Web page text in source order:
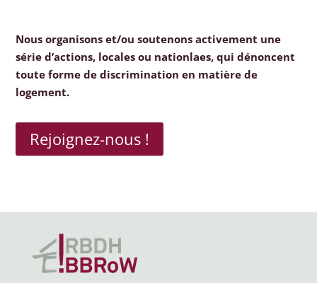
Nous organisons et/ou soutenons activement une
série d’actions, locales ou nationlaes, qui dénoncent
toute forme de discrimination en matière de
logement.
Rejoignez-nous !